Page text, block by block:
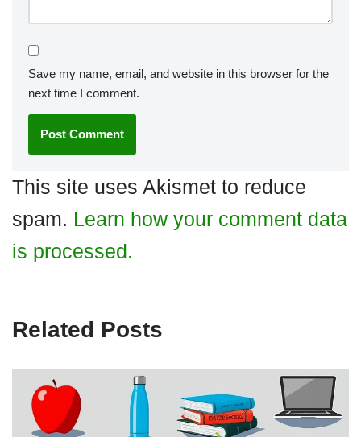
Save my name, email, and website in this browser for the
next time I comment.
This site uses Akismet to reduce
spam. Learn how your comment data
is processed.
Related Posts